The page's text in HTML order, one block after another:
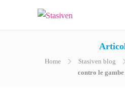
Home Stasiven blog
contro le